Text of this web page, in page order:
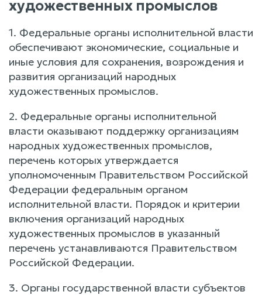
художественных промыслов
1. Федеральные органы исполнительной власти
обеспечивают экономические, социальные и
иные условия для сохранения, возрождения и
развития организаций народных
художественных промыслов.
2. Федеральные органы исполнительной
власти оказывают поддержку организациям
народных художественных промыслов,
перечень которых утверждается
уполномоченным Правительством Российской
Федерации федеральным органом
исполнительной власти. Порядок и критерии
включения организаций народных
художественных промыслов в указанный
перечень устанавливаются Правительством
Российской Федерации.
3. Органы государственной власти субъектов